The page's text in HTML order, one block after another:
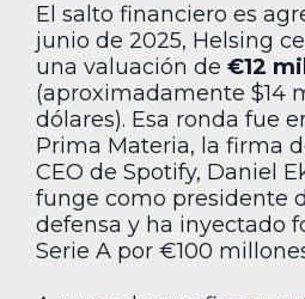
El salto financiero es
junio de 2025, Helsing
una valuación de €12
(aproximadamente $14
dólares). Esa ronda fue
Prima Materia, la firma
CEO de Spotify, Daniel
funge como presidente
defensa y ha inyectado
Serie A por €100